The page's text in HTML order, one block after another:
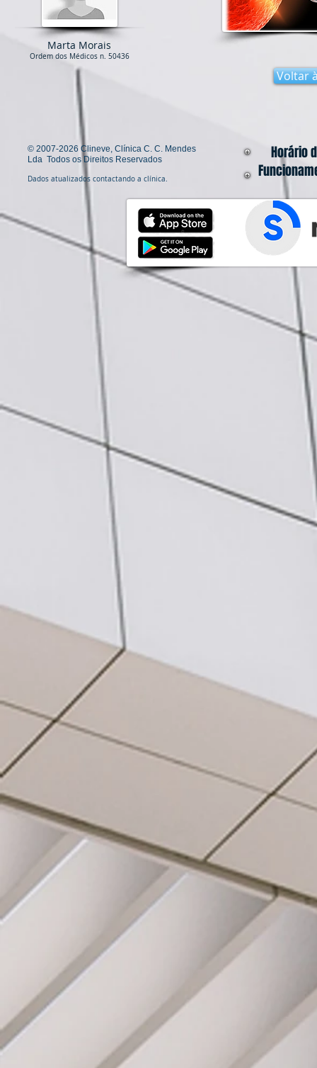
Marta Morais
Ordem dos Médicos n. 50436
Voltar
© 2007-2026 Clineve, Clínica C. C. Mendes
Lda Todos os Direitos Reservados
Dados atualizados contactando a clínica.
Horário